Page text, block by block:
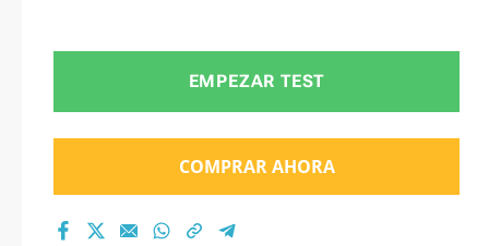
Monterrey 2026?
EMPEZAR TEST
COMPRAR AHORA